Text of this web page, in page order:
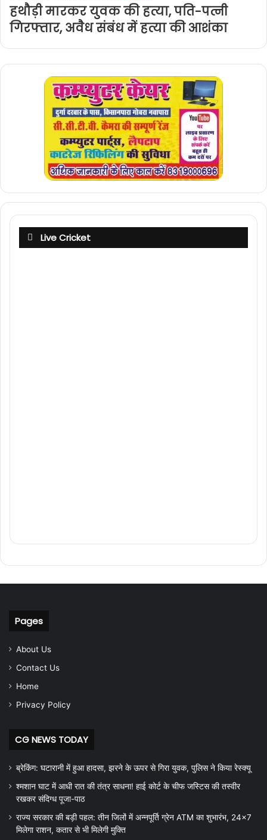
हथौड़ी मारकर युवक की हत्या, पति-पत्नी
गिरफ्तार, अवैध संबंध में हत्या की आशंका
Live Cricket
Pages
About Us
Contact Us
Home
Privacy Policy
CG NEWS TODAY
ब्रेकिंग: घटारानी में हुआ हादसा, झरने के ऊपर से गिरा युवक, पुलिस ने किया रेस्क्यू
श्मशान घाट में आधी रात की तंत्र साधना! हाई कोर्ट के चीफ जस्टिस की तस्वीर
रखकर संदिग्ध पूजा-पाठ
राज्य सरकार की बड़ी पहल: तीन जिलों में अन्नपूर्ति ग्रेन ATM का शुभारंभ, 24×7
मिलेगा राशन, कतार से भी मिलेगी मुक्ति